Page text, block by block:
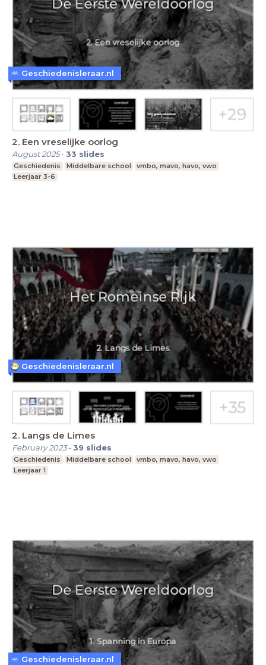
2. Een vreselijke oorlog
August 2025-33 slides
Geschiedenis Middelbare school
vmbo, mavo, havo, vwo
Leerjaar 3-6
Geschiedenisleraar.nl
2. Langs de Limes
February 2023-39 slides
Geschiedenis Middelbare school
vmbo, mavo, havo, vwo
Leerjaar 1
Geschiedenisleraar.nl
Geschiedenisleraar.nl